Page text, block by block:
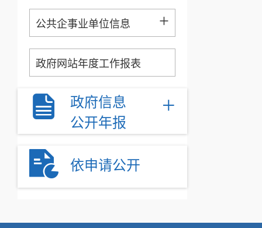
公共企事业单位信息 +
政府网站年度工作报表
政府信息
公开年报
+
依申请公开